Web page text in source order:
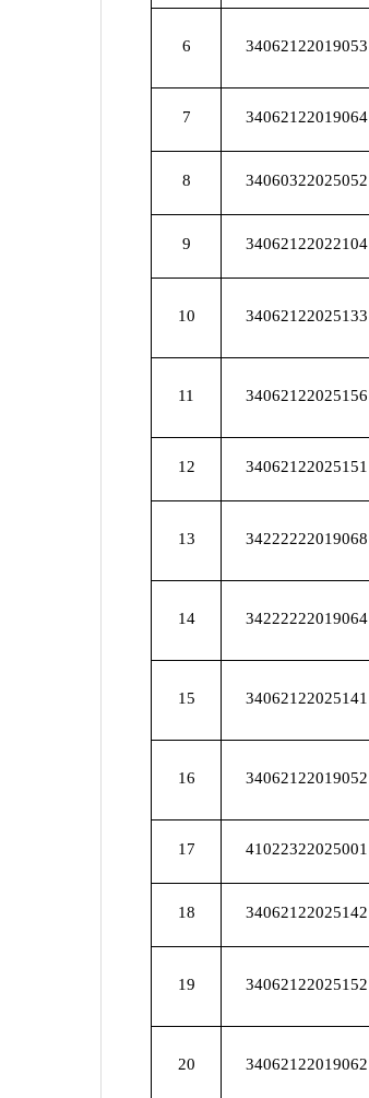
6 34062122019053
7 34062122019064
8 34060322025052
9 34062122022104
10 34062122025133
11 34062122025156
12 34062122025151
13 34222222019068
14 34222222019064
15 34062122025141
16 34062122019052
17 41022322025001
18 34062122025142
19 34062122025152
20 34062122019062